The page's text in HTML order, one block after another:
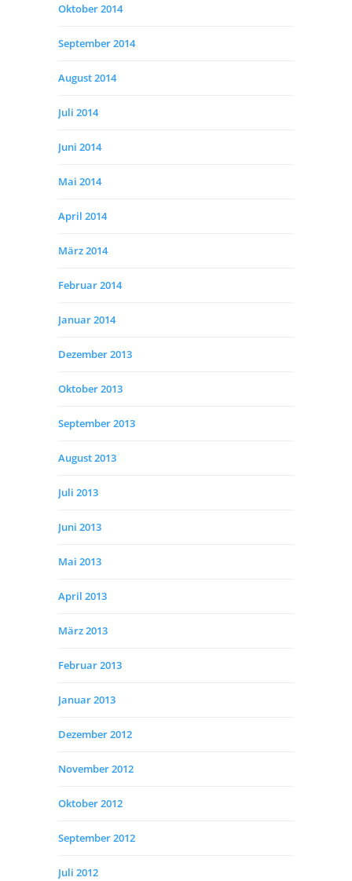
Oktober 2014
September 2014
August 2014
Juli 2014
Juni 2014
Mai 2014
April 2014
März 2014
Februar 2014
Januar 2014
Dezember 2013
Oktober 2013
September 2013
August 2013
Juli 2013
Juni 2013
Mai 2013
April 2013
März 2013
Februar 2013
Januar 2013
Dezember 2012
November 2012
Oktober 2012
September 2012
Juli 2012